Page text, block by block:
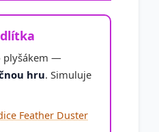
plyšákem —
hru. Simuluje
Feather Duster